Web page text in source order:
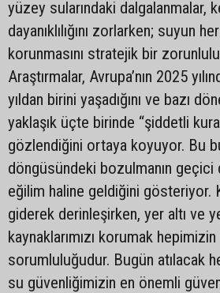
yüzey sularındaki dalgalanmalar,
dayanıklılığını zorlarken; suyun
korunmasını stratejik bir
Araştırmalar, Avrupa’nın 2025
yıldan birini yaşadığını ve bazı
yaklaşık üçte birinde “şiddetli
gözlendiğini ortaya koyuyor. Bu
döngüsündeki bozulmanın geçici
eğilim haline geldiğini gösteriyor.
giderek derinleşirken, yer altı ve
kaynaklarımızı korumak
sorumluluğudur. Bugün atılacak
su güvenliğimizin en önemli